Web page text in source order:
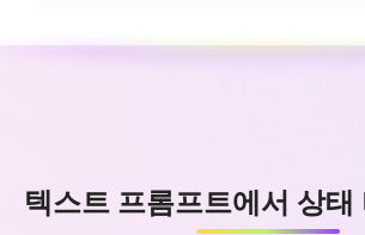
텍스트 프롬프트에서 상태